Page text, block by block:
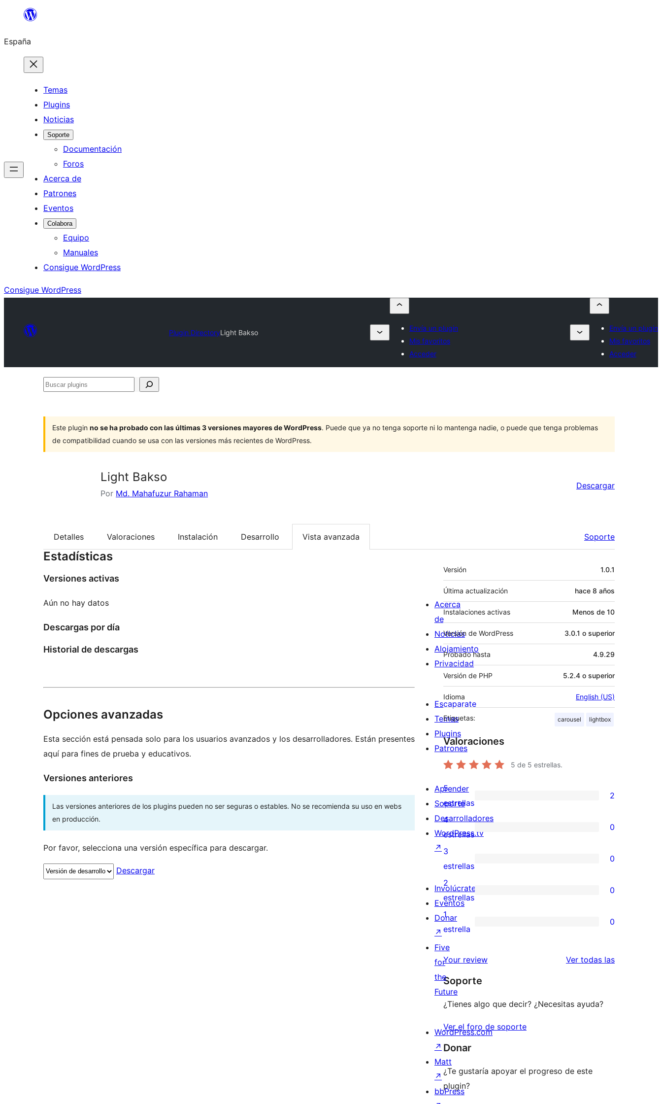
Saltar
contenido
España
Temas
Plugins
Noticias
Soporte
Documentación
Foros
Acerca de
Patrones
Eventos
Colabora
Equipo
Manuales
Consigue WordPress
Consigue WordPress
Plugin DirectoryLight Bakso
Envía un plugin
Mis favoritos
Acceder
Envía un plugin
Mis favoritos
Acceder
Buscar
Este plugin no se ha probado con las últimas 3 versiones mayores de WordPress. Puede que ya no tenga soporte ni lo mantenga nadie, o puede que tenga problemas
de compatibilidad cuando se usa con las versiones más recientes de WordPress.
Light Bakso
Por Md. Mahafuzur Rahaman
Descargar
Detalles Valoraciones Instalación Desarrollo Vista avanzada Soporte
Estadísticas
Versiones activas
Aún no hay datos
Descargas por día
Historial de descargas
Opciones avanzadas
Esta sección está pensada solo para los usuarios avanzados y los desarrolladores. Están presentes
aquí para fines de prueba y educativos.
Versiones anteriores
Las versiones anteriores de los plugins pueden no ser seguras o estables. No se recomienda su uso en webs
en producción.
Por favor, selecciona una versión específica para descargar.
Descargar
Meta
Versión 1.0.1
Última actualización hace 8 años
Instalaciones activas Menos de 10
Versión de WordPress 3.0.1 o superior
Probado hasta 4.9.29
Versión de PHP 5.2.4 o superior
Idioma English (US)
Etiquetas: carousel lightbox
Valoraciones
5 de 5 estrellas.
2
valoraciones
de
5
estrellas
5
estrellas
2
0
valoraciones
de
4
estrellas
4
estrellas
0
0
valoraciones
de
3
estrellas
3
estrellas
0
0
valoraciones
de
estrellas
2
estrellas
0
0
de
estrellas
1
estrella
0
Your review Ver todas lasvaloraciones
Soporte
¿Tienes algo que decir? ¿Necesitas ayuda?
Ver el foro de soporte
Donar
¿Te gustaría apoyar el progreso de este
plugin?
Acerca
de
Noticias
Alojamiento
Privacidad
Escaparate
Temas
Plugins
Patrones
Aprender
Soporte
Desarrolladores
WordPress.tv
↗
Involúcrate
Eventos
Donar
↗
Five
for
the
Future
WordPress.com
↗
Matt
↗
bbPress